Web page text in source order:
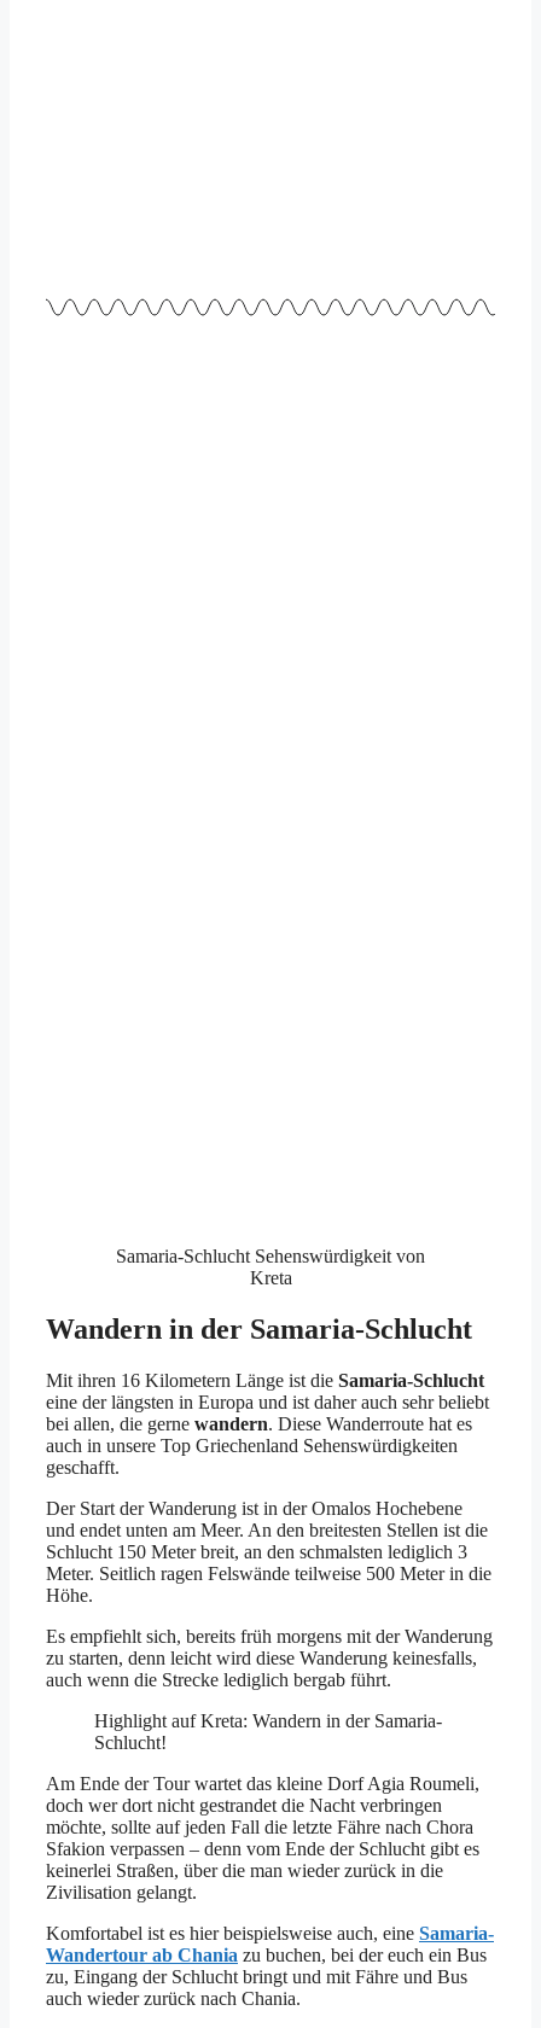
Samaria-Schlucht Sehenswürdigkeit von
Kreta
Wandern in der Samaria-Schlucht
Mit ihren 16 Kilometern Länge ist die Samaria-Schlucht
eine der längsten in Europa und ist daher auch sehr beliebt
bei allen, die gerne wandern. Diese Wanderroute hat es
auch in unsere Top Griechenland Sehenswürdigkeiten
geschafft.
Der Start der Wanderung ist in der Omalos Hochebene
und endet unten am Meer. An den breitesten Stellen ist die
Schlucht 150 Meter breit, an den schmalsten lediglich 3
Meter. Seitlich ragen Felswände teilweise 500 Meter in die
Höhe.
Es empfiehlt sich, bereits früh morgens mit der Wanderung
zu starten, denn leicht wird diese Wanderung keinesfalls,
auch wenn die Strecke lediglich bergab führt.
Highlight auf Kreta: Wandern in der Samaria-
Schlucht!
Am Ende der Tour wartet das kleine Dorf Agia Roumeli,
doch wer dort nicht gestrandet die Nacht verbringen
möchte, sollte auf jeden Fall die letzte Fähre nach Chora
Sfakion verpassen – denn vom Ende der Schlucht gibt es
keinerlei Straßen, über die man wieder zurück in die
Zivilisation gelangt.
Komfortabel ist es hier beispielsweise auch, eine Samaria-
Wandertour ab Chania zu buchen, bei der euch ein Bus
zu, Eingang der Schlucht bringt und mit Fähre und Bus
auch wieder zurück nach Chania.